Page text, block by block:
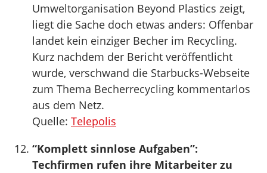
Umweltorganisation Beyond Plastics zeigt,
liegt die Sache doch etwas anders: Offenbar
landet kein einziger Becher im Recycling.
Kurz nachdem der Bericht veröffentlicht
wurde, verschwand die Starbucks-Webseite
zum Thema Becherrecycling kommentarlos
aus dem Netz.
Quelle: Telepolis
“Komplett sinnlose Aufgaben”:
Techfirmen rufen ihre Mitarbeiter zu